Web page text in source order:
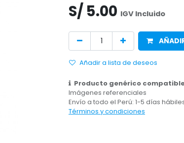
S/5.00 IGV Incluido
Añadir a lista de deseos
Producto genérico
Imágenes referenciales
Envío a todo el Perú: 1-5 días
Términos y condiciones